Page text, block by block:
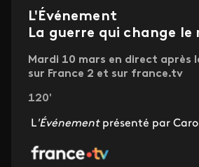
L'Événement
La guerre qui change le
Mardi 10 mars en direct après
sur France 2 et sur france.tv
120'
L'Événementprésenté par